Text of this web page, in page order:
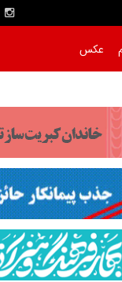
عکس